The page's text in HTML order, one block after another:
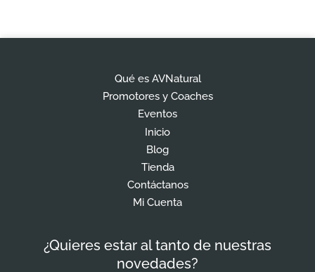
Qué es AVNatural
Promotores y Coaches
Eventos
Inicio
Blog
Tienda
Contáctanos
Mi Cuenta
¿Quieres estar al tanto de nuestras
novedades?